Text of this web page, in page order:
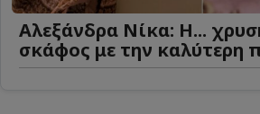
Αλεξάνδρα Νίκα: Η...
σκάφος με την καλύτερη